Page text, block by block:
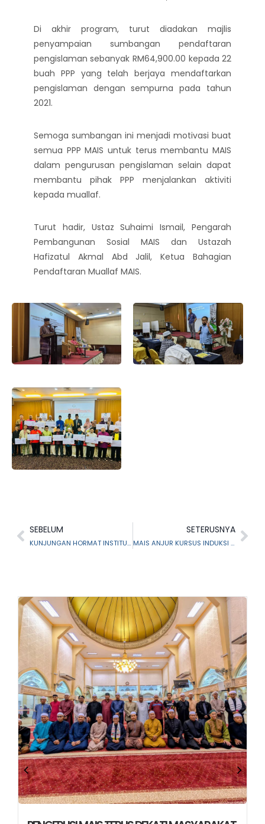
Di akhir program, turut diadakan majlis
penyampaian sumbangan pendaftaran
pengislaman sebanyak RM64,900.00 kepada 22
buah PPP yang telah berjaya mendaftarkan
pengislaman dengan sempurna pada tahun
2021.
Semoga sumbangan ini menjadi motivasi buat
semua PPP MAIS untuk terus membantu MAIS
dalam pengurusan pengislaman selain dapat
membantu pihak PPP menjalankan aktiviti
kepada muallaf.
Turut hadir, Ustaz Suhaimi Ismail, Pengarah
Pembangunan Sosial MAIS dan Ustazah
Hafizatul Akmal Abd Jalil, Ketua Bahagian
Pendaftaran Muallaf MAIS.
SEBELUM
KUNJUNGAN HORMAT INSTITUT MALAYSIA (IKIM) KE MAJLIS AGAMA ISLAM SELANGOR
SETERUSNYA
MAIS ANJUR KURSUS INDUKSI GURU PEMBIMBING RIQAB 2022